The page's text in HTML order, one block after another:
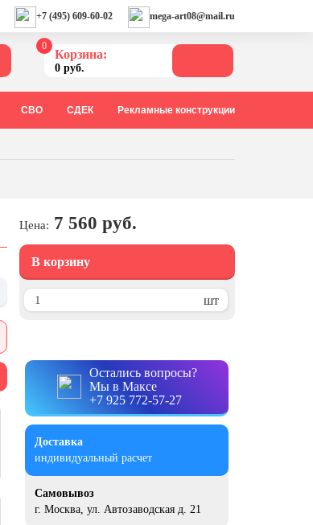
+7 (495) 609-60-02 mega-art08@mail.ru
0
Корзина:
0 руб.
СВО СДЕК Рекламные конструкции
Цена: 7 560 руб.
В корзину
шт
Остались вопросы?
Мы в Максе
+7 925 772-57-27
Доставка
индивидуальный расчет
Самовывоз
г. Москва, ул. Автозаводская д. 21